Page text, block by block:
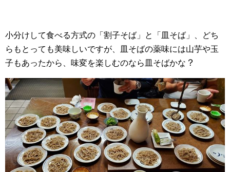
小分けして食べる方式の「割子そば」と「皿そば」、どち
らもとっても美味しいですが、皿そばの薬味には山芋や玉
子もあったから、味変を楽しむのなら皿そばかな ？